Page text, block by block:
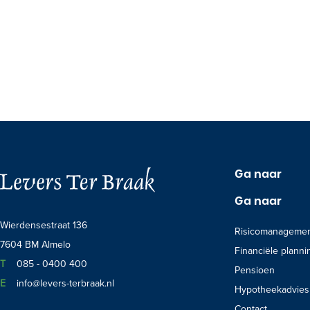
Wierdensestraat 136
7604 BM Almelo
T
Telefoon:
085 - 0400 400
E
E-mail:
info@levers-terbraak.nl
Ga naar
Ga naar
Financiële
Pensioen
Hypotheekadvies